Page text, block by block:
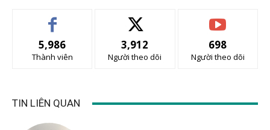
5,986
Thành viên
3,912
Người theo dõi
698
Người theo dõi
TIN LIÊN QUAN